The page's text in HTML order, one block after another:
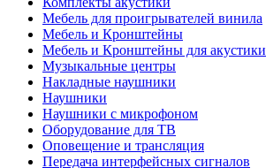
Мебель для проигрывателей винила
Мебель и Кронштейны
Мебель и Кронштейны для акустики
Музыкальные центры
Накладные наушники
Наушники
Наушники с микрофоном
Оборудование для ТВ
Оповещение и трансляция
Передача интерфейсных сигналов